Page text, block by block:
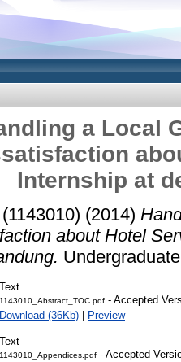
a Local
Internship at
(2014)
about Hotel
Text
1143010_Abstract_TOC.pdf - Accepted
Download (36Kb) | Preview
Text
1143010_Appendices.pdf - Accepted